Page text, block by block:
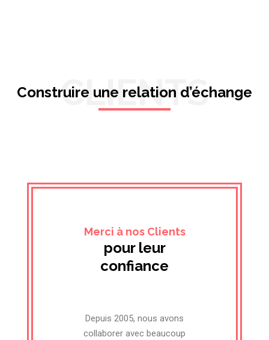
CLIENTS
Construire une relation d’échange
Merci à nos Clients
pour leur
confiance
Depuis 2005, nous avons
collaborer avec beaucoup